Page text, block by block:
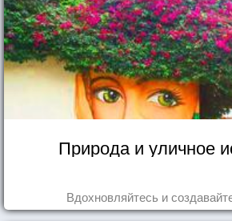
Природа и уличное
Вдохновляйтесь и